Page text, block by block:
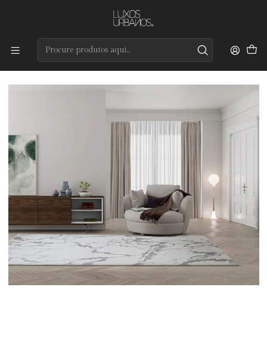
Preços de qualidade e entrega rápida